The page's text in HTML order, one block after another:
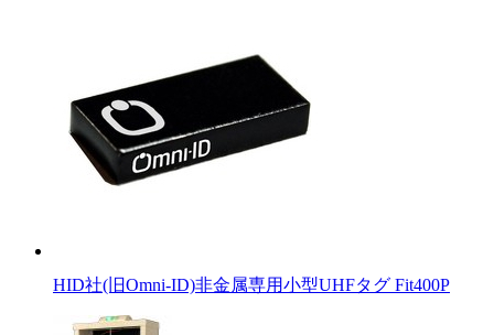
HID社(旧Omni-ID)非金属専用小型UHFタグ Fit400P